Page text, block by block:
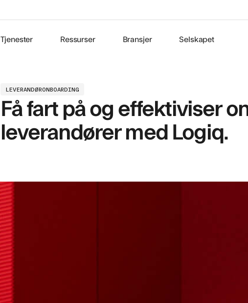
Tjenester Ressurser Bransjer Selskapet
LEVERANDØRONBOARDING
Få fart på og effektiviser
leverandører med Logiq.